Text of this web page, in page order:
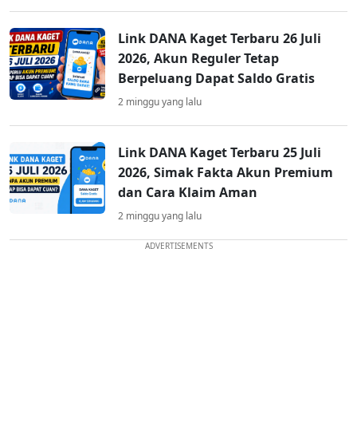
Link DANA Kaget Terbaru 26 Juli
2026, Akun Reguler Tetap
Berpeluang Dapat Saldo Gratis
2 minggu yang lalu
Link DANA Kaget Terbaru 25 Juli
2026, Simak Fakta Akun Premium
dan Cara Klaim Aman
2 minggu yang lalu
ADVERTISEMENTS